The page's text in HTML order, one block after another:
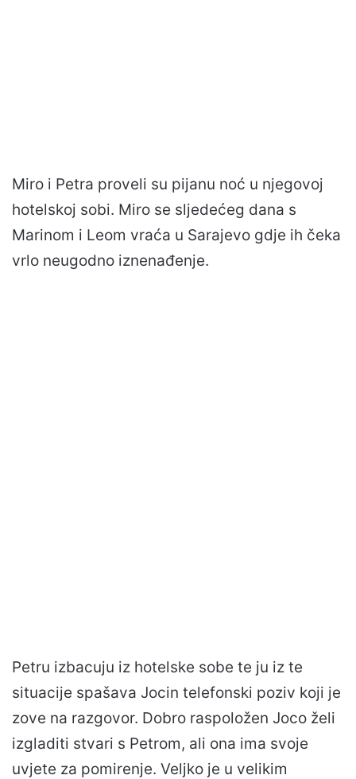
Miro i Petra proveli su pijanu noć u njegovoj
hotelskoj sobi. Miro se sljedećeg dana s
Marinom i Leom vraća u Sarajevo gdje ih čeka
vrlo neugodno iznenađenje.
Petru izbacuju iz hotelske sobe te ju iz te
situacije spašava Jocin telefonski poziv koji je
zove na razgovor. Dobro raspoložen Joco želi
izgladiti stvari s Petrom, ali ona ima svoje
uvjete za pomirenje. Veljko je u velikim